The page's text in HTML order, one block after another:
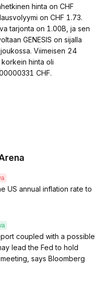
hinta on CHF
on CHF 1.73.
tarjonta on 1.00B, ja sen
GENESIS on sijalla
Viimeisen 24
korkein hinta oli
CHF.
US annual inflation rate to
coupled with a possible
lead the Fed to hold
says Bloomberg